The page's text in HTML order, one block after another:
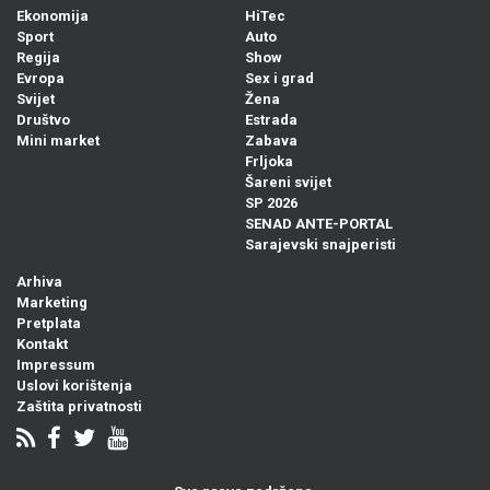
Ekonomija
Sport
Regija
Evropa
Svijet
Društvo
Mini market
HiTec
Auto
Show
Sex i grad
Žena
Estrada
Zabava
Frljoka
Šareni svijet
SP 2026
SENAD ANTE-PORTAL
Sarajevski snajperisti
Arhiva
Marketing
Pretplata
Kontakt
Impressum
Uslovi korištenja
Zaštita privatnosti